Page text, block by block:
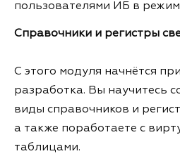
пользователями ИБ в
Справочники и регистры
С этого модуля начнётся
разработка. Вы научитесь
виды справочников и
а также поработаете с
таблицами.